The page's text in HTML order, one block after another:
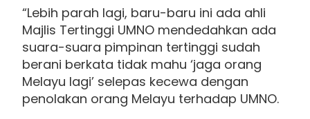
“Lebih parah lagi, baru-baru ini ada ahli
Majlis Tertinggi UMNO mendedahkan ada
suara-suara pimpinan tertinggi sudah
berani berkata tidak mahu ‘jaga orang
Melayu lagi’ selepas kecewa dengan
penolakan orang Melayu terhadap UMNO.